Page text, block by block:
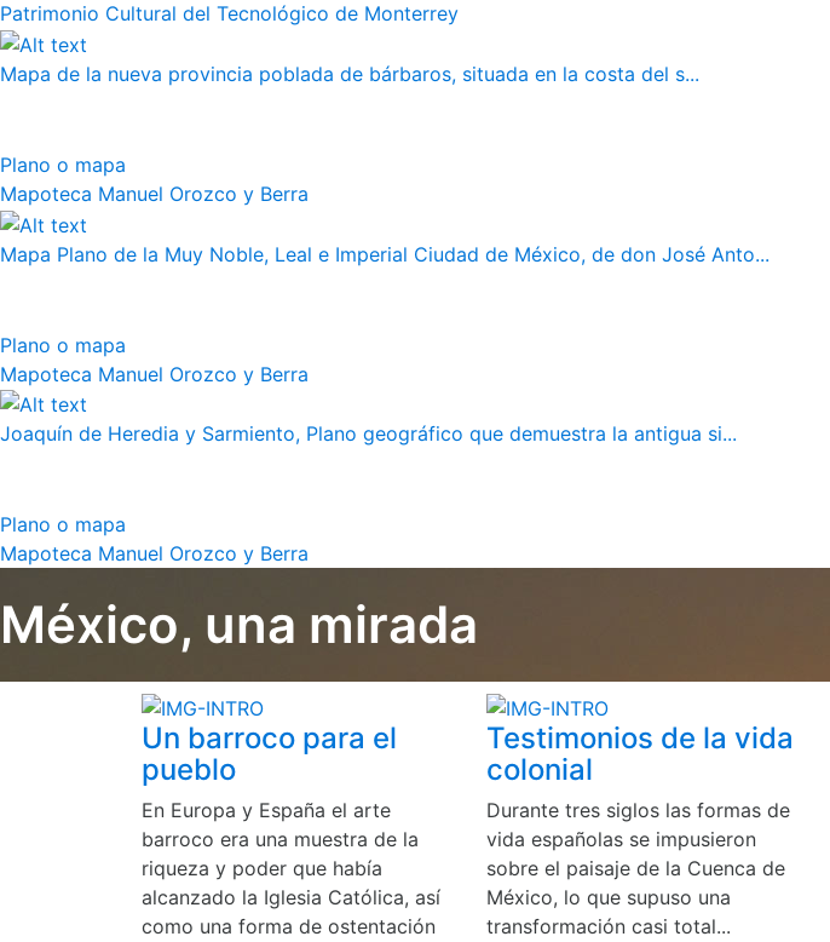
Patrimonio Cultural del Tecnológico de Monterrey
Mapa de la nueva provincia poblada de bárbaros, situada en la costa del s...
Plano o mapa
Mapoteca Manuel Orozco y Berra
Mapa Plano de la Muy Noble, Leal e Imperial Ciudad de México, de don José Anto...
Plano o mapa
Mapoteca Manuel Orozco y Berra
Joaquín de Heredia y Sarmiento, Plano geográfico que demuestra la antigua si...
Plano o mapa
Mapoteca Manuel Orozco y Berra
México, una mirada
Un barroco para el
pueblo
En Europa y España el arte
barroco era una muestra de la
riqueza y poder que había
alcanzado la Iglesia Católica, así
como una forma de ostentación
Testimonios de la vida
colonial
Durante tres siglos las formas de
vida españolas se impusieron
sobre el paisaje de la Cuenca de
México, lo que supuso una
transformación casi total...